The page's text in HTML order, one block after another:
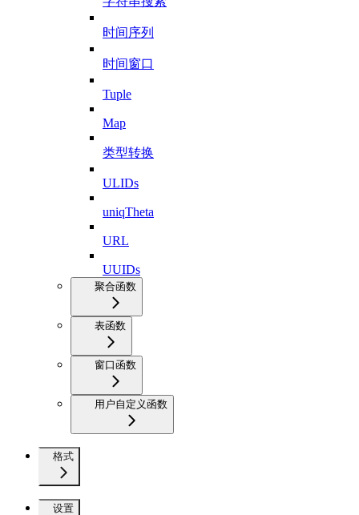
时间序列
时间窗口
Tuple
Map
类型转换
ULIDs
uniqTheta
URL
UUIDs
聚合函数
表函数
窗口函数
用户自定义函数
格式
设置